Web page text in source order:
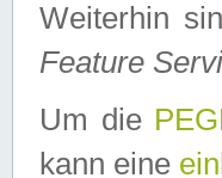
Weiterhin
Feature
Um die
kann eine